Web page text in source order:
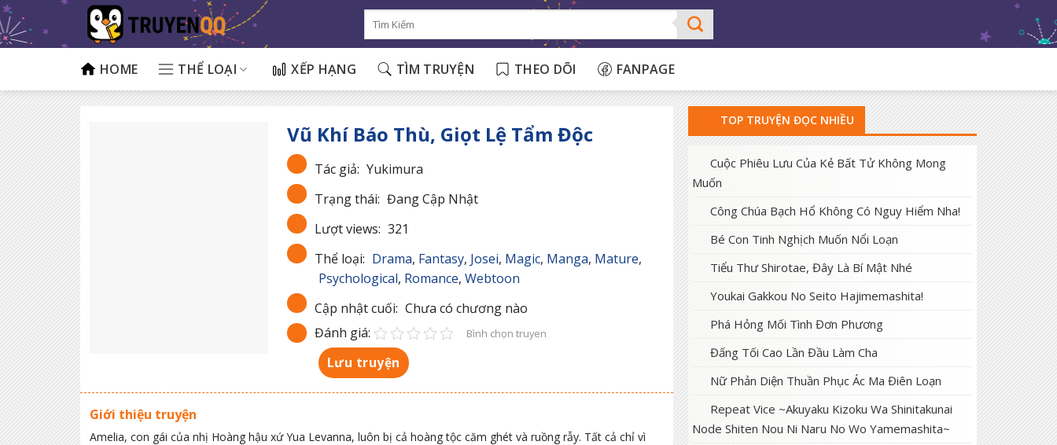
Bỏ
qua
nội
HOME THỂ LOẠI XẾP HẠNG TÌM TRUYỆN THEO DÕI FANPAGE
Vũ Khí Báo Thù, Giọt Lệ Tẩm Độc
Tác giả: Yukimura
Trạng thái: Đang Cập Nhật
Lượt views: 321
Thể loại: Drama, Fantasy, Josei, Magic, Manga, Mature,
Psychological, Romance,Webtoon
Cập nhật cuối: Chưa có chương nào
Đánh giá:
Bình chọn truyen
Lưu truyện
Giới thiệu truyện
Amelia, con gái của nhị Hoàng hậu xứ Yua Levanna, luôn bị cả hoàng tộc căm ghét và ruồng rẫy. Tất cả chỉ vì
TOP TRUYỆN ĐỌC NHIỀU
Cuộc Phiêu Lưu Của Kẻ Bất Tử Không Mong
Muốn
Công Chúa Bạch Hổ Không Có Nguy Hiểm Nha!
Bé Con Tinh Nghịch Muốn Nổi Loạn
Tiểu Thư Shirotae, Đây Là Bí Mật Nhé
Youkai Gakkou No Seito Hajimemashita!
Phá Hỏng Mối Tình Đơn Phương
Đấng Tối Cao Lần Đầu Làm Cha
Nữ Phản Diện Thuần Phục Ác Ma Điên Loạn
Repeat Vice ~Akuyaku Kizoku Wa Shinitakunai
Node Shiten Nou Ni Naru No Wo Yamemashita~